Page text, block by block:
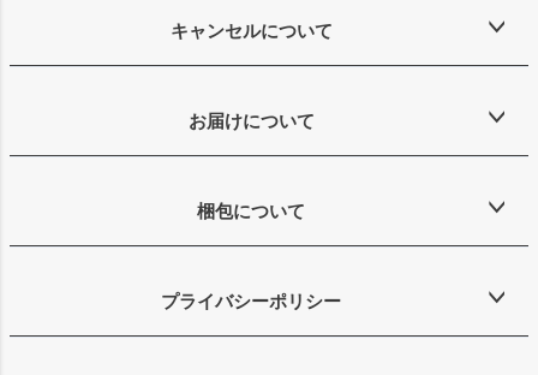
キャンセルについて
お届けについて
梱包について
プライバシーポリシー